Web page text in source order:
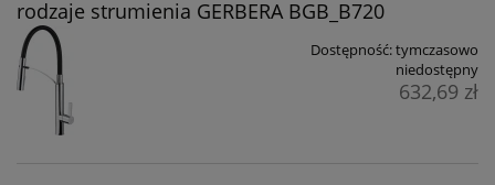
rodzaje strumienia GERBERA BGB_B720
Dostępność:tymczasowo
niedostępny
632,69 zł